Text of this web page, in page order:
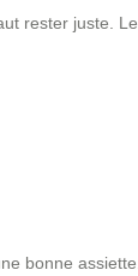
rester juste.
bonne